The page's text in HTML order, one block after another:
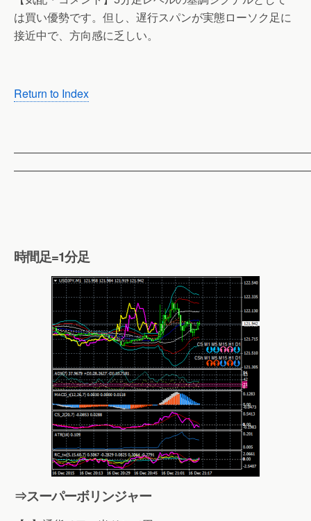
は買い優勢です。但し、遅行スパンが実態ローソク足に
接近中で、方向感に乏しい。
Return to Index
時間足=1分足
⇒スーパーボリンジャー